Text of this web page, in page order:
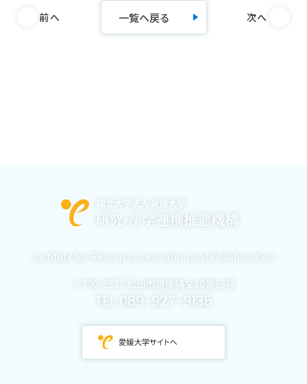
前へ 一覧へ戻る 次へ
Institute for Research,
Innovation and Collaboration
〒790-8577 松山市道後樋又10番13号
TEL 089-927-9135